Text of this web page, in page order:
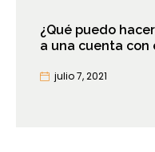
¿Qué puedo
a una cuenta con
julio 7, 2021